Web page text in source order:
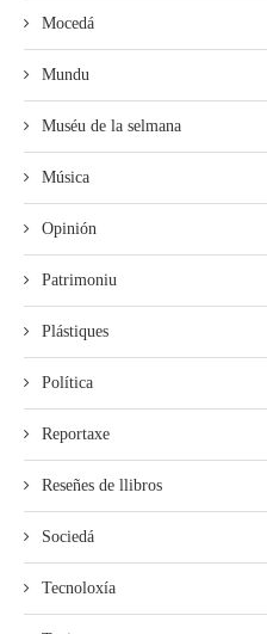
Mocedá
Mundu
Muséu de la selmana
Música
Opinión
Patrimoniu
Plástiques
Política
Reportaxe
Reseñes de llibros
Sociedá
Tecnoloxía